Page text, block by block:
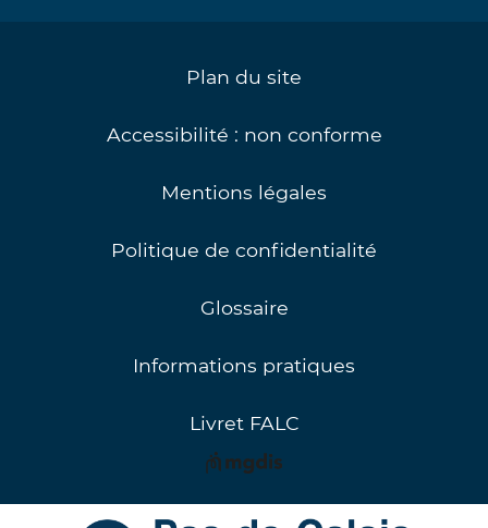
Plan du site
Accessibilité : non conforme
Mentions légales
Politique de confidentialité
Glossaire
Informations pratiques
Livret FALC